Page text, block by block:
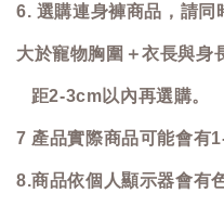
6. 選購連身褲商品，請同
大於寵物胸圍＋衣長與身
距2-3cm以內再選購。
7 產品實際商品可能會有
8.商品依個人顯示器會有